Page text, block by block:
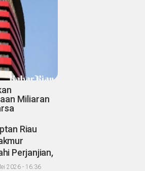
Miliaran
Riau
Perjanjian,
III Abuzar
2026 - 16:36